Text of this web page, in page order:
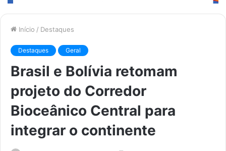
Início / Destaques
Destaques Geral
Brasil e Bolívia retomam
projeto do Corredor
Bioceânico Central para
integrar o continente